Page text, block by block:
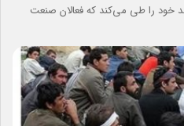
خود را طی می‌کند که فعالان صنعت